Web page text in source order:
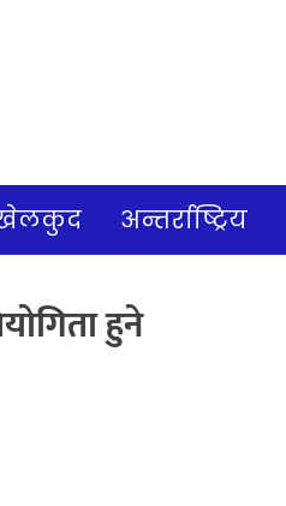
अन्तर्राष्ट्रिय
हुने